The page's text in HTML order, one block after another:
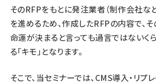
そのRFPをもとに発注業者（制作会社な
を進めるため、作成したRFPの内容で、
命運が決まると言っても過言ではないく
る「キモ」となります。
そこで、当セミナーでは、CMS導入・リプ